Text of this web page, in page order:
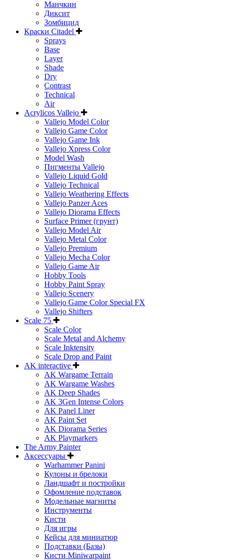
Манчкин
Диксит
Зомбицид
Краски Citadel
Sprays
Base
Layer
Shade
Dry
Contrast
Technical
Air
Acrylicos Vallejo
Vallejo Model Color
Vallejo Game Color
Vallejo Game Ink
Vallejo Xpress Color
Model Wash
Пигменты Vallejo
Vallejo Liquid Gold
Vallejo Technical
Vallejo Weathering Effects
Vallejo Panzer Aces
Vallejo Diorama Effects
Surface Primer (грунт)
Vallejo Model Air
Vallejo Metal Color
Vallejo Premium
Vallejo Mecha Color
Vallejo Game Air
Hobby Tools
Hobby Paint Spray
Vallejo Scenery
Vallejo Game Color Special FX
Vallejo Shifters
Scale 75
Scale Color
Scale Metal and Alchemy
Scale Inktensity
Scale Drop and Paint
AK interactive
AK Wargame Terrain
AK Wargame Washes
AK Deep Shades
AK 3Gen Intense Colors
AK Panel Liner
AK Paint Set
AK Diorama Series
AK Playmarkers
The Army Painter
Аксессуары
Warhammer Panini
Кулоны и брелоки
Ландшафт и постройки
Офомление подставок
Модельные магниты
Инструменты
Кисти
Для игры
Кейсы для миниатюр
Подставки (Базы)
Кисти Miniwarpaint